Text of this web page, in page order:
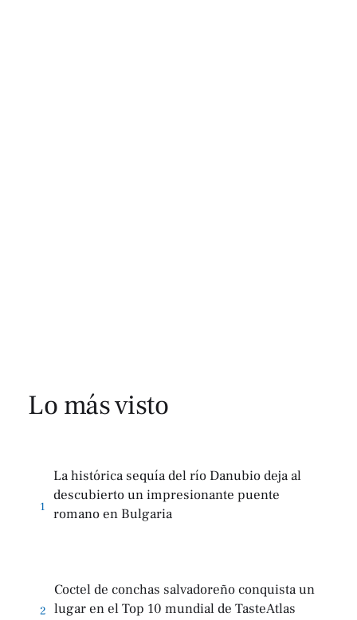
Lo más visto
1
La histórica sequía del río Danubio deja al
descubierto un impresionante puente
romano en Bulgaria
2
Coctel de conchas salvadoreño conquista un
lugar en el Top 10 mundial de TasteAtlas